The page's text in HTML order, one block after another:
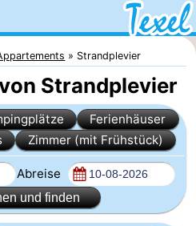
Strandplevier
Strandplevier
Ferienhäuser
Zimmer (mit Frühstück)
Abreise
und finden